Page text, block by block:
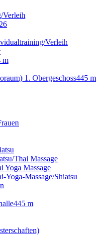
Verleih
Verleih
m
1. Obergeschoss445 m
Thai Massage
Yoga Massage
Massage/Shiatsu
445 m